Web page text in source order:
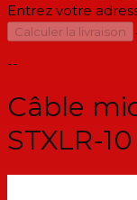
Entrez votre
Calculer la livraison
--
Câble
STXLR-